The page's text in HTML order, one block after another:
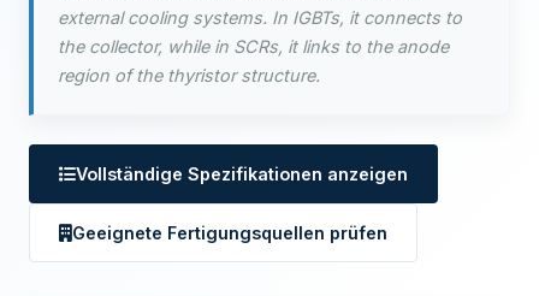
external cooling systems. In IGBTs, it connects to
the collector, while in SCRs, it links to the anode
region of the thyristor structure.
Vollständige Spezifikationen anzeigen
Geeignete Fertigungsquellen prüfen